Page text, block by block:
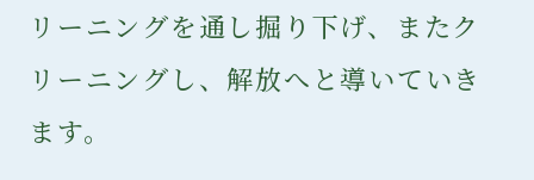
リーニングを通し掘り下げ、またク
リーニングし、解放へと導いていき
ます。